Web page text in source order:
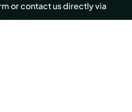
or contact us directly via